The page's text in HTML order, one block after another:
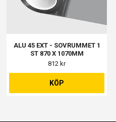
ALU 45 EXT - SOVRUMMET 1
ST 870 X 1070MM
812 kr
KÖP